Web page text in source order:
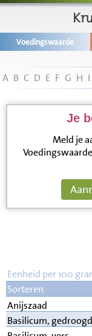
Disclaimer
Voedingswaarde
A B C D E F G H I
Je
Meld je
Eenheid per 100
Sorteren
Anijszaad
Basilicum, gedroogd